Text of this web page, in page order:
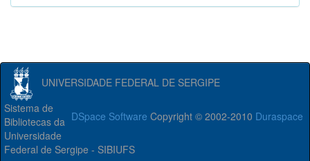
UNIVERSIDADE FEDERAL DE SERGIPE
DSpace Software Copyright © 2002-2010 Duraspace
Sistema de
Bibliotecas da
Universidade
Federal de Sergipe - SIBIUFS